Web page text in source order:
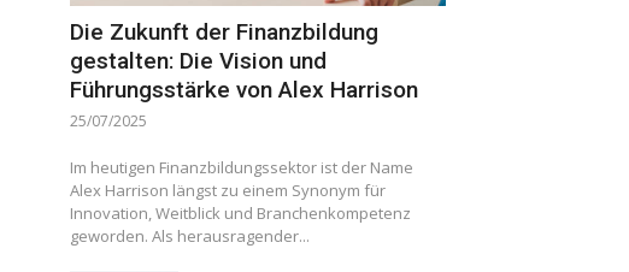
Die Zukunft der Finanzbildung
gestalten: Die Vision und
Führungsstärke von Alex Harrison
25/07/2025
Im heutigen Finanzbildungssektor ist der Name
Alex Harrison längst zu einem Synonym für
Innovation, Weitblick und Branchenkompetenz
geworden. Als herausragender...